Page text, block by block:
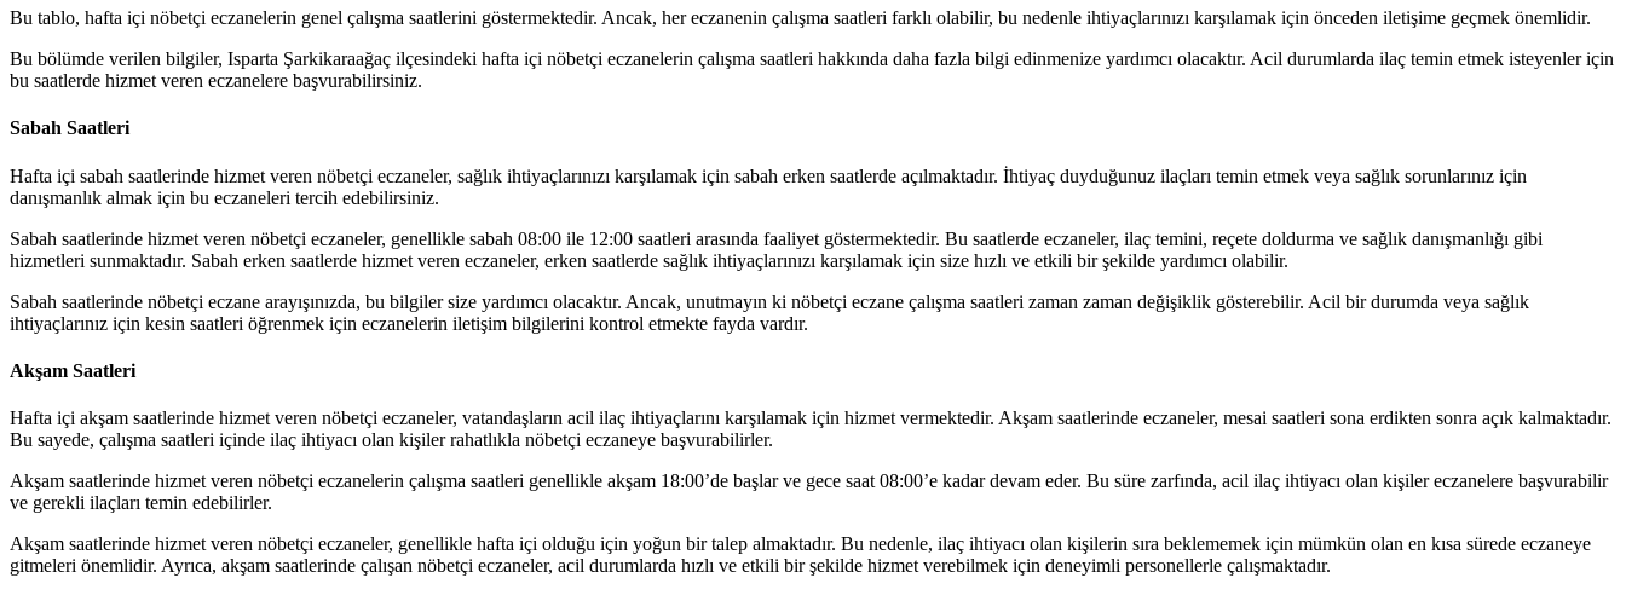
Bu tablo, hafta içi nöbetçi eczanelerin genel çalışma saatlerini göstermektedir. Ancak, her eczanenin çalışma saatleri farklı olabilir, bu nedenle ihtiyaçlarınızı karşılamak için önceden iletişime geçmek önemlidir.
Bu bölümde verilen bilgiler, Isparta Şarkikaraağaç ilçesindeki hafta içi nöbetçi eczanelerin çalışma saatleri hakkında daha fazla bilgi edinmenize yardımcı olacaktır. Acil durumlarda ilaç temin etmek isteyenler için
bu saatlerde hizmet veren eczanelere başvurabilirsiniz.
Sabah Saatleri
Hafta içi sabah saatlerinde hizmet veren nöbetçi eczaneler, sağlık ihtiyaçlarınızı karşılamak için sabah erken saatlerde açılmaktadır. İhtiyaç duyduğunuz ilaçları temin etmek veya sağlık sorunlarınız için
danışmanlık almak için bu eczaneleri tercih edebilirsiniz.
Sabah saatlerinde hizmet veren nöbetçi eczaneler, genellikle sabah 08:00 ile 12:00 saatleri arasında faaliyet göstermektedir. Bu saatlerde eczaneler, ilaç temini, reçete doldurma ve sağlık danışmanlığı gibi
hizmetleri sunmaktadır. Sabah erken saatlerde hizmet veren eczaneler, erken saatlerde sağlık ihtiyaçlarınızı karşılamak için size hızlı ve etkili bir şekilde yardımcı olabilir.
Sabah saatlerinde nöbetçi eczane arayışınızda, bu bilgiler size yardımcı olacaktır. Ancak, unutmayın ki nöbetçi eczane çalışma saatleri zaman zaman değişiklik gösterebilir. Acil bir durumda veya sağlık
ihtiyaçlarınız için kesin saatleri öğrenmek için eczanelerin iletişim bilgilerini kontrol etmekte fayda vardır.
Akşam Saatleri
Hafta içi akşam saatlerinde hizmet veren nöbetçi eczaneler, vatandaşların acil ilaç ihtiyaçlarını karşılamak için hizmet vermektedir. Akşam saatlerinde eczaneler, mesai saatleri sona erdikten sonra açık kalmaktadır.
Bu sayede, çalışma saatleri içinde ilaç ihtiyacı olan kişiler rahatlıkla nöbetçi eczaneye başvurabilirler.
Akşam saatlerinde hizmet veren nöbetçi eczanelerin çalışma saatleri genellikle akşam 18:00’de başlar ve gece saat 08:00’e kadar devam eder. Bu süre zarfında, acil ilaç ihtiyacı olan kişiler eczanelere başvurabilir
ve gerekli ilaçları temin edebilirler.
Akşam saatlerinde hizmet veren nöbetçi eczaneler, genellikle hafta içi olduğu için yoğun bir talep almaktadır. Bu nedenle, ilaç ihtiyacı olan kişilerin sıra beklememek için mümkün olan en kısa sürede eczaneye
gitmeleri önemlidir. Ayrıca, akşam saatlerinde çalışan nöbetçi eczaneler, acil durumlarda hızlı ve etkili bir şekilde hizmet verebilmek için deneyimli personellerle çalışmaktadır.